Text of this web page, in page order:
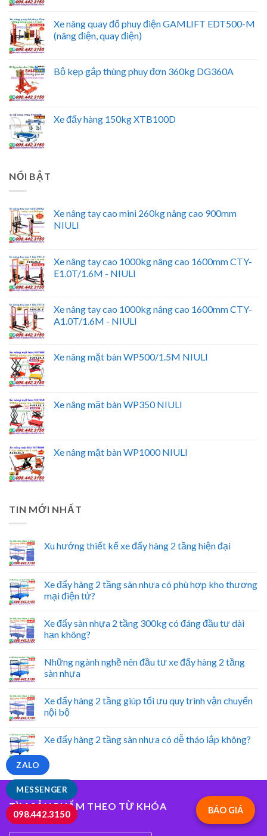
Xe nâng quay đổ phuy điện GAMLIFT EDT500-M
(nâng điện, quay điện)
Bộ kẹp gắp thùng phuy đơn 360kg DG360A
Xe đẩy hàng 150kg XTB100D
NỔI BẬT
Xe nâng tay cao mini 260kg nâng cao 900mm
NIULI
Xe nâng tay cao 1000kg nâng cao 1600mm CTY-
E1.0T/1.6M - NIULI
Xe nâng tay cao 1000kg nâng cao 1600mm CTY-
A1.0T/1.6M - NIULI
Xe nâng mặt bàn WP500/1.5M NIULI
Xe nâng mặt bàn WP350 NIULI
Xe nâng mặt bàn WP1000 NIULI
TIN MỚI NHẤT
Xu hướng thiết kế xe đẩy hàng 2 tầng hiện đại
Xe đẩy hàng 2 tầng sàn nhựa có phù hợp kho thương
mại điện tử?
Xe đẩy sàn nhựa 2 tầng 300kg có đáng đầu tư dài
hạn không?
Những ngành nghề nên đầu tư xe đẩy hàng 2 tầng
sàn nhựa
Xe đẩy hàng 2 tầng giúp tối ưu quy trình vận chuyển
nội bộ
Xe đẩy hàng 2 tầng sàn nhựa có dễ tháo lắp không?
TÌM SẢN PHẨM THEO TỪ KHÓA BÁO GIÁ
MESSENGER
ZALO
098.442.3150